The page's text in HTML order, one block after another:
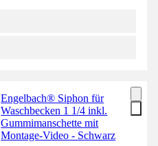
Engelbach® Siphon für
Waschbecken 1 1/4 inkl.
Gummimanschette mit
Montage-Video - Schwarz